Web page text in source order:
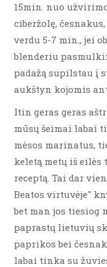
15min. nuo
ciberžolę,
verdu 5-7 min., jei
blenderiu
padažą supilstau į
aukštyn kojomis
Itin geras geras
mūsų šeimai labai
mėsos marinatus,
keletą metų iš eilės
receptą. Tai dar
Beatos virtuvėje"
bet man jos tiesiog
paprastų lietuvių
paprikos bei
labai tinka su